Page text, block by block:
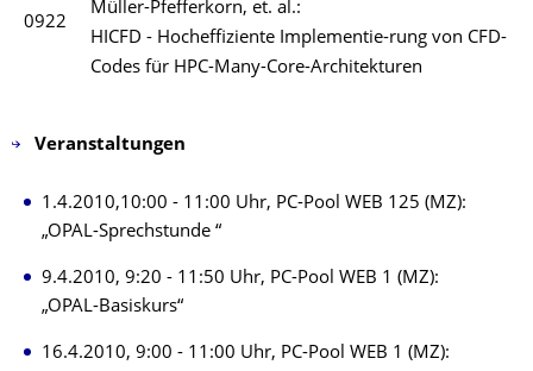
0922
Müller-Pfefferkorn, et. al.:
HICFD - Hocheffiziente Implementie-rung von CFD-
Codes für HPC-Many-Core-Architekturen
Veranstaltungen
1.4.2010,10:00 - 11:00 Uhr, PC-Pool WEB 125 (MZ):
„OPAL-Sprechstunde “
9.4.2010, 9:20 - 11:50 Uhr, PC-Pool WEB 1 (MZ):
„OPAL-Basiskurs“
16.4.2010, 9:00 - 11:00 Uhr, PC-Pool WEB 1 (MZ):